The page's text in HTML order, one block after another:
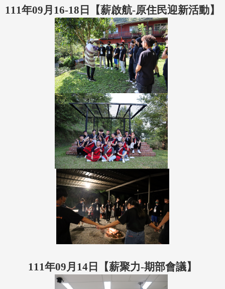
111年09月16-18日【薪啟航-原住民迎新活動】
111年09月14日【薪聚力-期部會議】